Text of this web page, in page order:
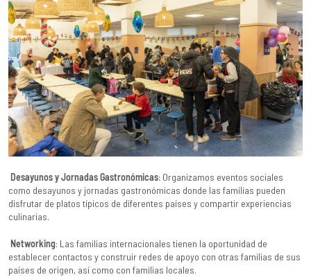
Desayunos y Jornadas Gastronómicas: Organizamos eventos sociales
como desayunos y jornadas gastronómicas donde las familias pueden
disfrutar de platos típicos de diferentes países y compartir experiencias
culinarias.
Networking: Las familias internacionales tienen la oportunidad de
establecer contactos y construir redes de apoyo con otras familias de sus
países de origen, así como con familias locales.